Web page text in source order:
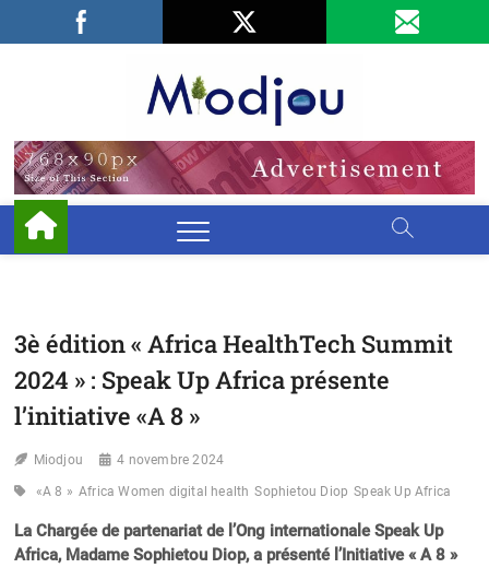
Facebook
LinkedIn
3è édition « Africa HealthTech Summit
2024 » : Speak Up Africa présente
l’initiative «A 8 »
Miodjou 4 novembre 2024
«A 8 » Africa Women digital health Sophietou Diop Speak Up Africa
La Chargée de partenariat de l’Ong internationale Speak Up
Africa, Madame Sophietou Diop, a présenté l’Initiative « A 8 »